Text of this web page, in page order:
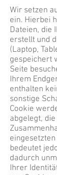
Wir setzen
ein. Hierbei
Dateien, die
erstellt und
(Laptop,
gespeichert
Seite
Ihrem
enthalten
sonstige
Cookie
abgelegt,
bedeutet
dadurch
Ihrer